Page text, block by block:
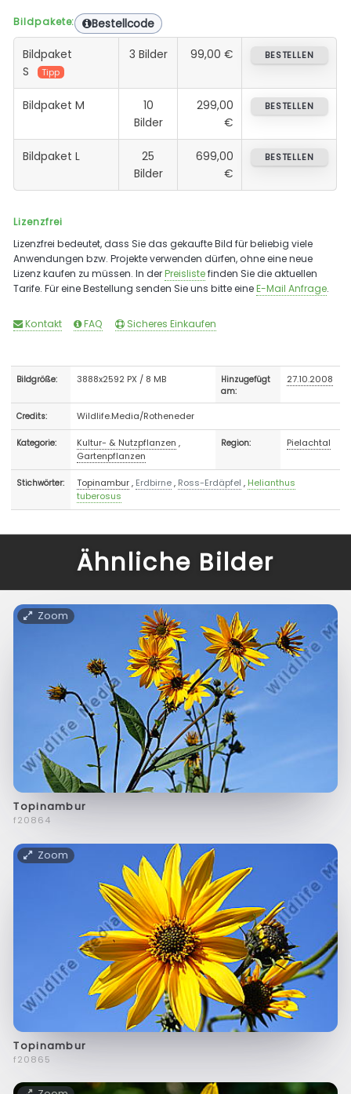
Bildpakete: Bestellcode
Bildpaket
S
Tipp
3 Bilder 99,00 € BESTELLEN
Bildpaket M
10
Bilder
299,00
€
BESTELLEN
Bildpaket L
25
Bilder
699,00
€
BESTELLEN
Lizenzfrei
Lizenzfrei bedeutet, dass Sie das gekaufte Bild für beliebig viele
Anwendungen bzw. Projekte verwenden dürfen, ohne eine neue
Lizenz kaufen zu müssen. In derPreislistefinden Sie die aktuellen
Tarife. Für eine Bestellung senden Sie uns bitte eineE-Mail Anfrage.
Kontakt FAQ Sicheres Einkaufen
Bildgröße: 3888x2592 PX / 8 MB
Hinzugefügt
am:
27.10.2008
Credits: Wildlife.Media/Rotheneder
Kategorie: Kultur- & Nutzpflanzen ,
Gartenpflanzen
Region: Pielachtal
Stichwörter: Topinambur, Erdbirne, Ross-Erdäpfel , Helianthus
tuberosus
Ähnliche Bilder
Zoom
Topinambur
f20864
Zoom
Topinambur
f20865